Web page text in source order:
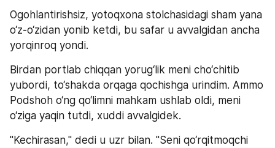
Ogohlantirishsiz, yotoqxona stolchasidagi sham yana
o‘z-o‘zidan yonib ketdi, bu safar u avvalgidan ancha
yorqinroq yondi.
Birdan portlab chiqqan yorug‘lik meni cho‘chitib
yubordi, to‘shakda orqaga qochishga urindim. Ammo
Podshoh o‘ng qo‘limni mahkam ushlab oldi, meni
o‘ziga yaqin tutdi, xuddi avvalgidek.
"Kechirasan," dedi u uzr bilan. "Seni qo‘rqitmoqchi